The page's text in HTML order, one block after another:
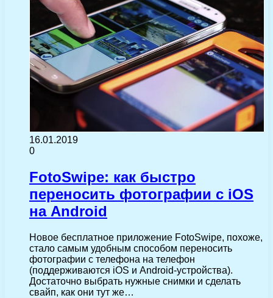
16.01.2019
0
FotoSwipe: как быстро
переносить фотографии с iOS
на Android
Новое бесплатное приложение FotoSwipe, похоже,
стало самым удобным способом переносить
фотографии с телефона на телефон
(поддерживаются iOS и Android-устройства).
Достаточно выбрать нужные снимки и сделать
свайп, как они тут же…